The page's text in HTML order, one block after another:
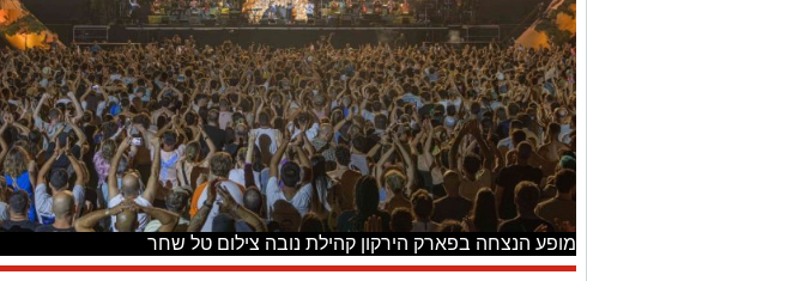
מופע הנצחה בפארק הירקון קהילת נובה צילום טל שחר